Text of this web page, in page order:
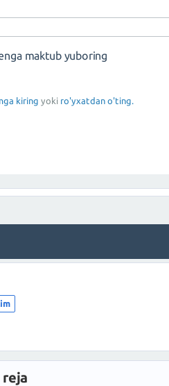
maktub yuboring
kiring yoki ro'yxatdan o'ting.